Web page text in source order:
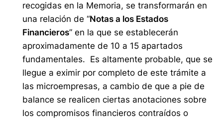
recogidas en la Memoria, se transformarán en
una relación de “Notas a los Estados
Financieros” en la que se establecerán
aproximadamente de 10 a 15 apartados
fundamentales. Es altamente probable, que se
llegue a eximir por completo de este trámite a
las microempresas, a cambio de que a pie de
balance se realicen ciertas anotaciones sobre
los compromisos financieros contraídos o